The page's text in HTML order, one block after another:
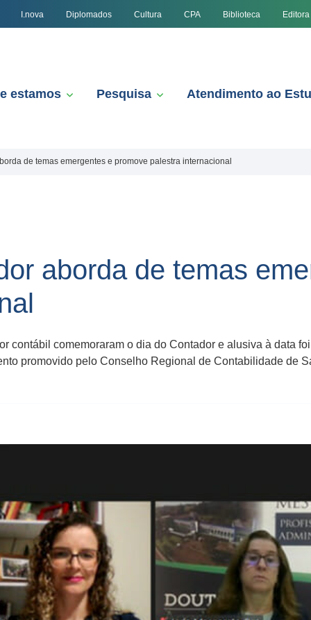
I.nova Diplomados Cultura CPA Biblioteca Editora
estamos Pesquisa Atendimento ao
de temas emergentes e promove palestra internacional
aborda de temas
contábil comemoraram o dia do Contador e alusiva à data
promovido pelo Conselho Regional de Contabilidade de